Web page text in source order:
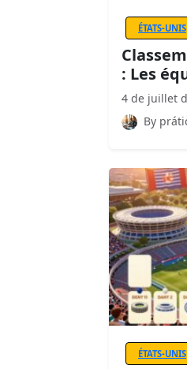
ÉTATS-UNIS
: Les
4 de juillet
By
ÉTATS-UNIS